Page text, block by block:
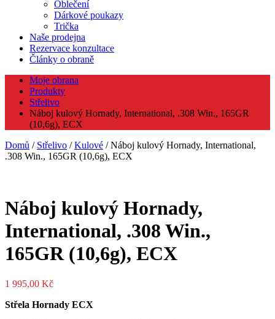
Oblečení
Dárkové poukazy
Trička
Naše prodejna
Rezervace konzultace
Články o obraně
Moje obrana
Produkty
Střelivo
Náboj kulový Hornady, International, .308 Win., 165GR
(10,6g), ECX
Domů / Střelivo /Kulové / Náboj kulový Hornady, International,
.308 Win., 165GR (10,6g), ECX
Náboj kulový Hornady,
International, .308 Win.,
165GR (10,6g), ECX
1 995,00 Kč
Střela Hornady ECX